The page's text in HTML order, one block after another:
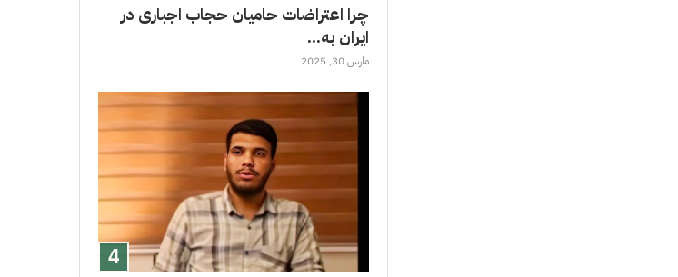
چرا اعتراضات حامیان حجاب اجباری در
ایران به...
مارس 30, 2025